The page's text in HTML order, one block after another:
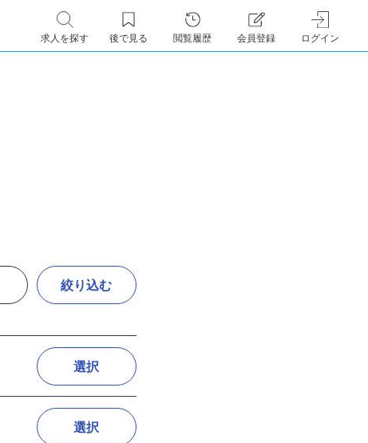
求人を探す 後で見る 閲覧履歴 会員登録 ログイン
絞り込む
選択
選択